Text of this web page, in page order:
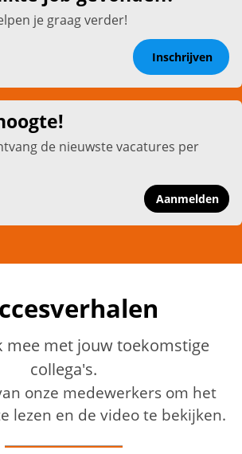
je graag verder!
Inschrijven
de nieuwste vacatures per
Aanmelden
mee met jouw toekomstige
collega's.
onze medewerkers om het
lezen en de video te bekijken.